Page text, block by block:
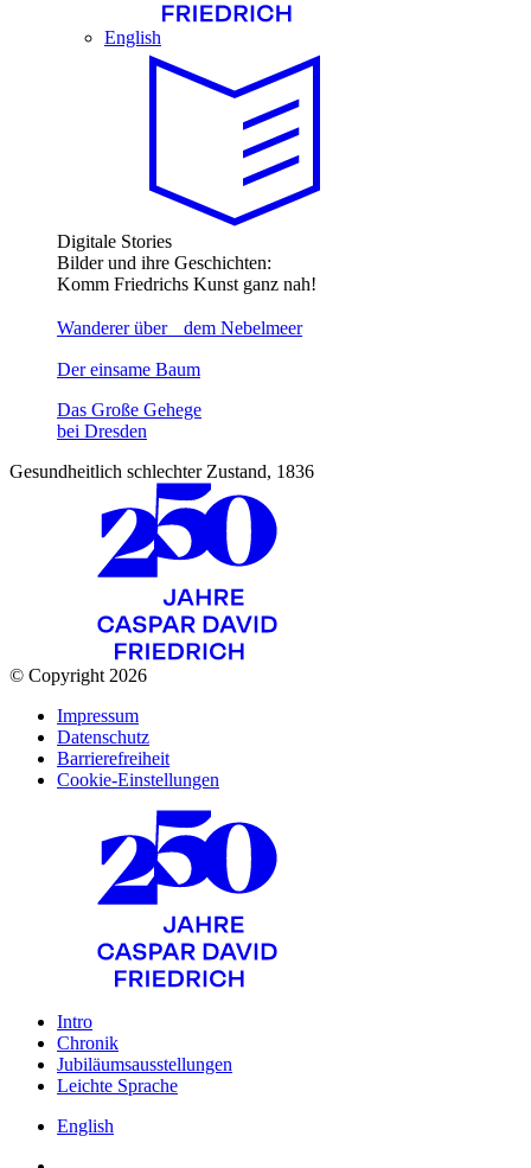
English
Digitale Stories
Bilder und ihre Geschichten:
Komm Friedrichs Kunst ganz nah!
Wanderer über dem Nebelmeer
Der einsame Baum
Das Große Gehege
bei Dresden
Gesundheitlich schlechter Zustand, 1836
© Copyright 2026
Impressum
Datenschutz
Barrierefreiheit
Cookie-Einstellungen
Intro
Chronik
Jubiläumsausstellungen
Leichte Sprache
English